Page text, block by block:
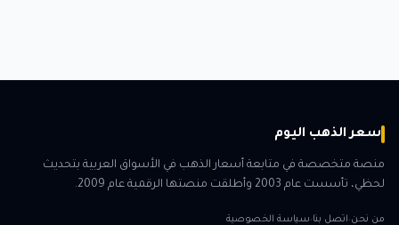
سعر الذهب اليوم
منصة متخصصة في متابعة أسعار الذهب في الأسواق العربية بتحديث
لحظي، تأسست عام 2003 وأطلقت منصتها الرقمية عام 2009.
من نحن اتصل بنا سياسة الخصوصية